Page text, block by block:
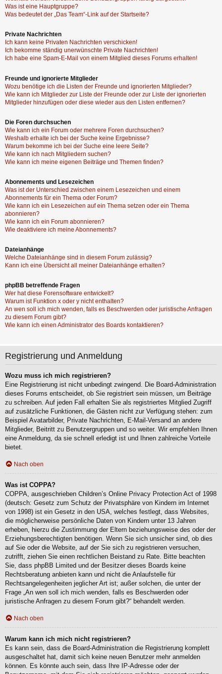
Was ist eine Hauptgruppe?
Was bedeutet der „Das Team“-Link auf der Startseite?
Private Nachrichten
Ich kann keine Privaten Nachrichten verschicken!
Ich bekomme ständig unerwünschte Private Nachrichten!
Ich habe eine Spam-E-Mail von einem Mitglied dieses Forums erhalten!
Freunde und ignorierte Mitglieder
Wozu benötige ich die Listen der Freunde und ignorierten Mitglieder?
Wie kann ich Mitglieder zur Liste der Freunde oder zur Liste der ignorierten
Mitglieder hinzufügen oder diese wieder aus den Listen entfernen?
Die Foren durchsuchen
Wie kann ich ein Forum oder mehrere Foren durchsuchen?
Weshalb erhalte ich bei der Suche keine Ergebnisse?
Warum bekomme ich bei der Suche eine leere Seite?
Wie kann ich nach Mitgliedern suchen?
Wie kann ich meine eigenen Beiträge und Themen finden?
Abonnements und Lesezeichen
Was ist der Unterschied zwischen einem Lesezeichen und einem
Abonnements für ein Thema oder Forum?
Wie kann ich ein Lesezeichen auf ein Thema setzen oder ein Thema
abonnieren?
Wie kann ich ein Forum abonnieren?
Wie deaktiviere ich meine Abonnements?
Dateianhänge
Welche Dateianhänge sind in diesem Forum zulässig?
Kann ich eine Übersicht all meiner Dateianhänge erhalten?
phpBB betreffende Fragen
Wer hat diese Forensoftware entwickelt?
Warum ist Funktion x oder y nicht enthalten?
An wen soll ich mich wenden, falls es Beschwerden oder juristische Anfragen
zu diesem Forum gibt?
Wie kann ich einen Administrator des Boards kontaktieren?
Registrierung und Anmeldung
Wozu muss ich mich registrieren?
Eine Registrierung ist nicht unbedingt zwingend. Die Board-Administration
dieses Forums entscheidet, ob Sie registriert sein müssen, um Beiträge
zu schreiben. Auf jeden Fall erhalten Sie als registriertes Mitglied Zugriff
auf zusätzliche Funktionen, die Gästen nicht zur Verfügung stehen: zum
Beispiel Avatarbilder, Private Nachrichten, E-Mail-Versand an andere
Mitglieder, Beitritt zu Benutzergruppen und so weiter. Wir empfehlen Ihnen
eine Anmeldung, da sie schnell erledigt ist und Ihnen zahlreiche Vorteile
bietet.
Nach oben
Was ist COPPA?
COPPA, ausgeschrieben Children’s Online Privacy Protection Act of 1998
(deutsch: Gesetz zum Schutz der Privatsphäre von Kindern im Internet
von 1998) ist ein Gesetz in den USA, welches festlegt, dass Websites,
die möglicherweise persönliche Daten von Kindern unter 13 Jahren
erheben, hierzu die Zustimmung der Eltern beziehungsweise des oder der
Erziehungsberechtigten benötigen. Wenn Sie sich unsicher sind, ob dies
auf Sie oder die Website, auf der Sie sich zu registrieren versuchen,
zutrifft, ziehen Sie einen rechtlichen Beistand zu Rate. Bitte beachten
Sie, dass phpBB Limited und der Besitzer dieses Boards keine
Rechtsberatung anbieten kann und nicht die Anlaufstelle für
Rechtsangelegenheiten jeglicher Art ist; außer solchen, die unter der
Frage „An wen soll ich mich wenden, falls es Beschwerden oder
juristische Anfragen zu diesem Forum gibt?“ behandelt werden.
Nach oben
Warum kann ich mich nicht registrieren?
Es kann sein, dass die Board-Administration die Registrierung komplett
ausgeschaltet hat, damit sich keine neuen Benutzer mehr anmelden
können. Es könnte auch sein, dass Ihre IP-Adresse oder der